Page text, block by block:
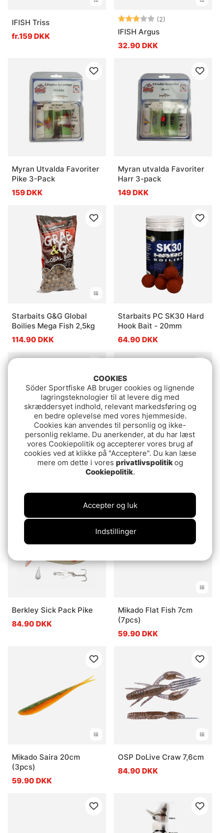
IFISH Triss
fr.159 DKK
Vurdering: (2)
IFISH Argus
32.90 DKK
Myran Utvalda Favoriter
Pike 3-Pack
159 DKK
Myran utvalda Favoriter
Harr 3-pack
149 DKK
Starbaits G&G Global
Boilies Mega Fish 2,5kg
114.90 DKK
Starbaits PC SK30 Hard
Hook Bait - 20mm
64.90 DKK
Sensas 3000 Explosive
Svartzonker King Craw
8,5cm, 6,6g (4pcs)
Berkley Sick Pack Pike
84.90 DKK
Mikado Flat Fish 7cm
(7pcs)
59.90 DKK
Mikado Saira 20cm
(3pcs)
59.90 DKK
OSP DoLive Craw 7,6cm
84.90 DKK
COOKIES
Söder Sportfiske AB bruger cookies og lignende
lagringsteknologier til at levere dig med
skræddersyet indhold, relevant markedsføring og
en bedre oplevelse med vores hjemmeside.
Cookies kan anvendes til personlig og ikke-
personlig reklame. Du anerkender, at du har læst
vores Cookiepolitik og accepterer vores brug af
cookies ved at klikke på "Acceptere". Du kan læse
mere om dette i vores privatlivspolitikog
Cookiepolitik.
Indstillinger
Accepter og luk